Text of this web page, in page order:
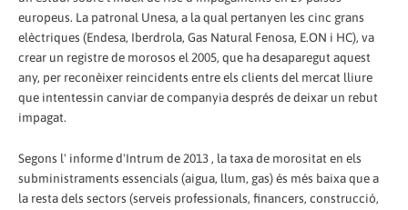
europeus. La patronal Unesa, a la qual pertanyen les cinc grans
elèctriques (Endesa, Iberdrola, Gas Natural Fenosa, E.ON i HC), va
crear un registre de morosos el 2005, que ha desaparegut aquest
any, per reconèixer reincidents entre els clients del mercat lliure
que intentessin canviar de companyia després de deixar un rebut
impagat.
Segons l' informe d'Intrum de 2013 , la taxa de morositat en els
subministraments essencials (aigua, llum, gas) és més baixa que a
la resta dels sectors (serveis professionals, financers, construcció,